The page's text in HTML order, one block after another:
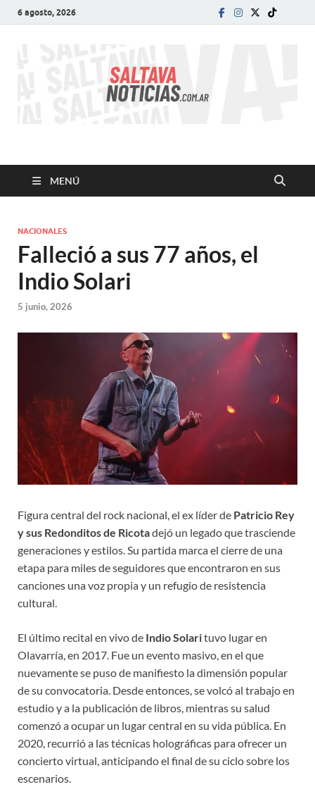
6 agosto, 2026
SALTA VA!
MENÚ
NACIONALES
Falleció a sus 77 años, el
Indio Solari
5 junio, 2026
Figura central del rock nacional, el ex líder de Patricio Rey
y sus Redonditos de Ricotadejó un legado que trasciende
generaciones y estilos. Su partida marca el cierre de una
etapa para miles de seguidores que encontraron en sus
canciones una voz propia y un refugio de resistencia
cultural.
El último recital en vivo de Indio Solarituvo lugar en
Olavarría, en 2017. Fue un evento masivo, en el que
nuevamente se puso de manifiesto la dimensión popular
de su convocatoria. Desde entonces, se volcó al trabajo en
estudio y a la publicación de libros, mientras su salud
comenzó a ocupar un lugar central en su vida pública. En
2020, recurrió a las técnicas holográficas para ofrecer un
concierto virtual, anticipando el final de su ciclo sobre los
escenarios.